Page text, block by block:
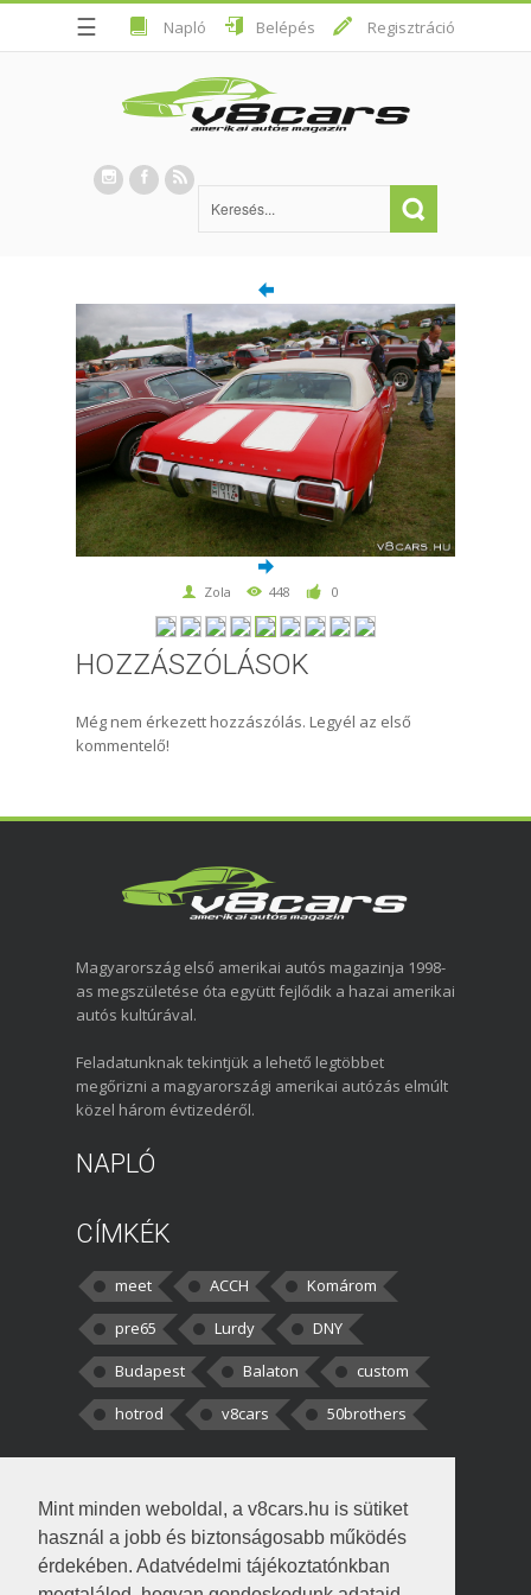
Mint minden weboldal, a v8cars.hu is sütiket
használ a jobb és biztonságosabb működés
érdekében. Adatvédelmi tájékoztatónkban
☰ Napló Belépés Regisztráció
Zola 448 0
HOZZÁSZÓLÁSOK
Még nem érkezett hozzászólás. Legyél az első
kommentelő!
Magyarország első amerikai autós magazinja 1998-
as megszületése óta együtt fejlődik a hazai amerikai
autós kultúrával.
Feladatunknak tekintjük a lehető legtöbbet
megőrizni a magyarországi amerikai autózás elmúlt
közel három évtizedéről.
NAPLÓ
CÍMKÉK
meet ACCH
Komárom
pre65
Lurdy
DNY
Budapest
Balaton
custom
hotrod
v8cars 50brothers
kortisz:Elszúrtam! Én csak két
darabbaal számoltam. Nem tudtam, hogy fél autót,